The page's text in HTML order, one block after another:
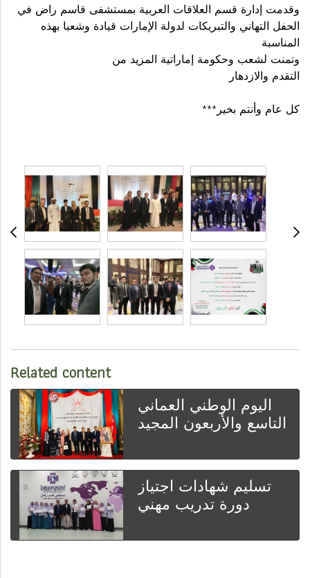
وقدمت إدارة قسم العلاقات العربية بمستشفى قاسم راض في
الحفل التهاني والتبريكات لدولة الإمارات قيادة وشعبا بهذه
المناسبة
وتمنت لشعب وحكومة إماراتية المزيد من
التقدم والازدهار
***كل عام وأنتم بخير
Related content
اليوم الوطني العماني
التاسع والأربعون المجيد
تسليم شهادات اجتياز
دورة تدريب مهني